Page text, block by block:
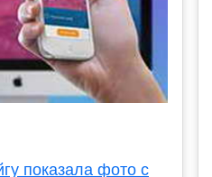
показала фото с